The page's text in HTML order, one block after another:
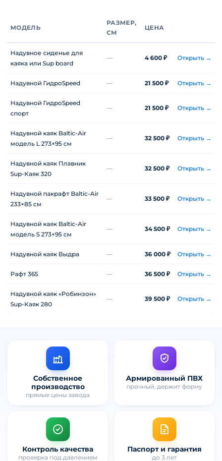
МОДЕЛЬ
РАЗМЕР,
СМ
ЦЕНА
Надувное сиденье для
каяка или Sup board
— 4 600 ₽ Открыть →
Надувной ГидроSpeed — 21 500 ₽ Открыть →
Надувной ГидроSpeed
спорт
— 21 500 ₽ Открыть →
Надувной каяк Baltic-Air
модель L 273×95 см
— 32 500 ₽ Открыть →
Надувной каяк Плавник
Sup-Каяк 320
— 32 500 ₽ Открыть →
Надувной пакрафт Baltic-Air
233×85 см
— 33 500 ₽ Открыть →
Надувной каяк Baltic-Air
модель S 273×95 см
— 34 500 ₽ Открыть →
Надувной каяк Выдра — 36 000 ₽ Открыть →
Рафт 365 — 36 500 ₽ Открыть →
Надувной каяк «Робинзон»
Sup-Каяк 280
— 39 500 ₽ Открыть →
Собственное
производство
прямые цены завода
Армированный ПВХ
прочный, держит форму
Контроль качества
проверка под давлением
Паспорт и гарантия
до 3 лет